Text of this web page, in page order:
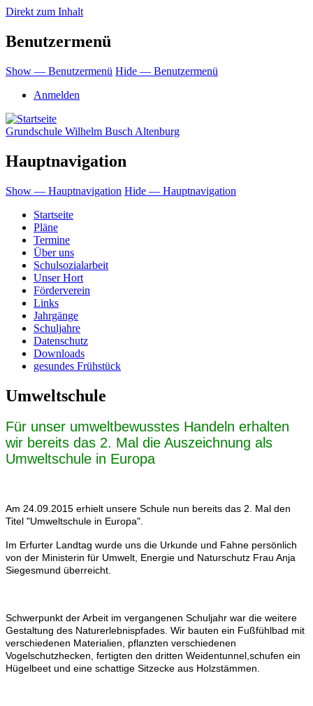
Direkt zum Inhalt
Benutzermenü
Show — Benutzermenü Hide — Benutzermenü
Anmelden
Grundschule Wilhelm Busch Altenburg
Hauptnavigation
Show — Hauptnavigation Hide — Hauptnavigation
Startseite
Pläne
Termine
Über uns
Schulsozialarbeit
Unser Hort
Förderverein
Links
Jahrgänge
Schuljahre
Datenschutz
Downloads
gesundes Frühstück
Umweltschule
Für unser umweltbewusstes Handeln erhalten
wir bereits das 2. Mal die Auszeichnung als
Umweltschule in Europa
Am 24.09.2015 erhielt unsere Schule nun bereits das 2. Mal den
Titel "Umweltschule in Europa".
Im Erfurter Landtag wurde uns die Urkunde und Fahne persönlich
von der Ministerin für Umwelt, Energie und Naturschutz Frau Anja
Siegesmund überreicht.
Schwerpunkt der Arbeit im vergangenen Schuljahr war die weitere
Gestaltung des Naturerlebnispfades. Wir bauten ein Fußfühlbad mit
verschiedenen Materialien, pflanzten verschiedenen
Vogelschutzhecken, fertigten den dritten Weidentunnel,schufen ein
Hügelbeet und eine schattige Sitzecke aus Holzstämmen.